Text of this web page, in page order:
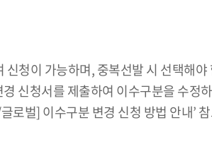
청이 가능하며, 중복선발 시 선택해야
신청서를 제출하여 이수구분을 수정
로벌] 이수구분 변경 신청 방법 안내’